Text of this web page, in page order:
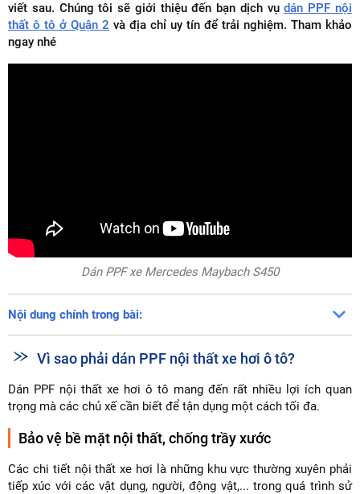
viết sau. Chúng tôi sẽ giới thiệu đến bạn dịch vụdán PPF nội
thất ô tô ở Quận 2 và địa chỉ uy tín để trải nghiệm. Tham khảo
ngay nhé
Dán PPF xe Mercedes Maybach S450
Nội dung chính trong bài:
Vì sao phải dán PPF nội thất xe hơi ô tô?
Dán PPF nội thất xe hơi ô tô mang đến rất nhiều lợi ích quan
trọng mà các chủ xế cần biết để tận dụng một cách tối đa.
Bảo vệ bề mặt nội thất, chống trầy xước
Các chi tiết nội thất xe hơi là những khu vực thường xuyên phải
tiếp xúc với các vật dụng, người, động vật,... trong quá trình sử